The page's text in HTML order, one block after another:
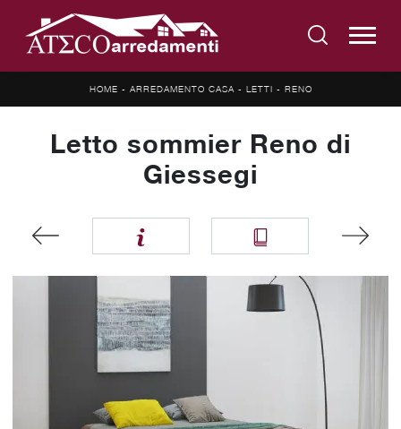
HOME - ARREDAMENTO CASA - LETTI - RENO
Letto sommier Reno di
Giessegi